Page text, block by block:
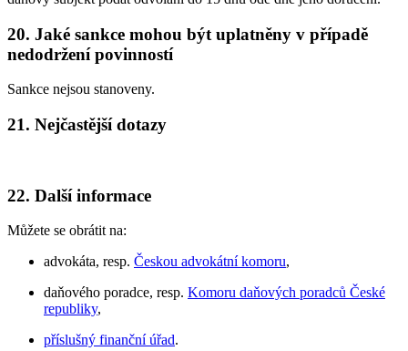
20. Jaké sankce mohou být uplatněny v případě
nedodržení povinností
Sankce nejsou stanoveny.
21. Nejčastější dotazy
22. Další informace
Můžete se obrátit na:
advokáta, resp. Českou advokátní komoru,
daňového poradce, resp. Komoru daňových poradců České
republiky,
příslušný finanční úřad.